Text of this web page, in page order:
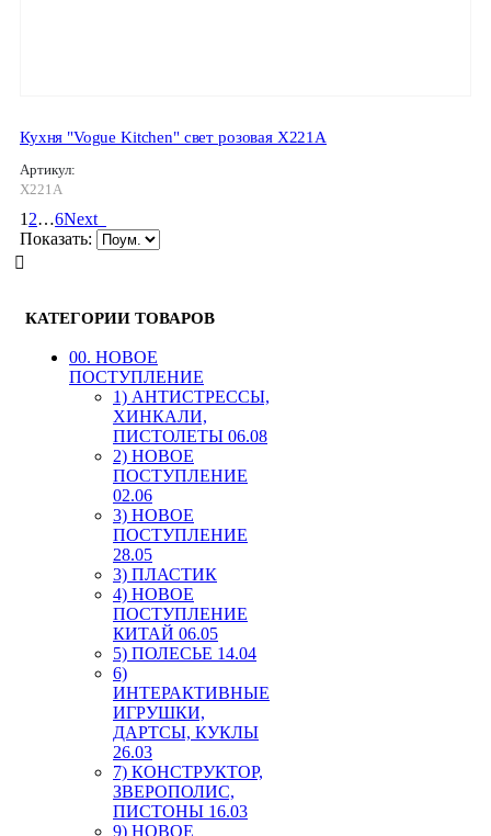
Кухня "Vogue Kitchen" свет розовая X221A
Артикул:
Х221А
1 2…6Next
Показать:
КАТЕГОРИИ ТОВАРОВ
00. HОВОЕ
ПОСТУПЛЕНИЕ
1) АНТИСТРЕССЫ,
ХИНКАЛИ,
ПИСТОЛЕТЫ 06.08
2) НОВОЕ
ПОСТУПЛЕНИЕ
02.06
3) НОВОЕ
ПОСТУПЛЕНИЕ
28.05
3) ПЛАСТИК
4) НОВОЕ
ПОСТУПЛЕНИЕ
КИТАЙ 06.05
5) ПОЛЕСЬЕ 14.04
6)
ИНТЕРАКТИВНЫЕ
ИГРУШКИ,
ДАРТСЫ, КУКЛЫ
26.03
7) КОНСТРУКТОР,
ЗВЕРОПОЛИС,
ПИСТОНЫ 16.03
9) НОВОЕ